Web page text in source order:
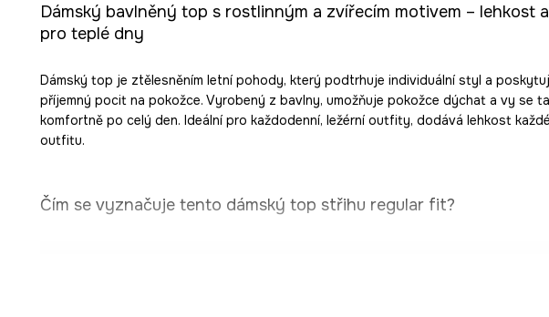
Dámský bavlněný top s rostlinným a zvířecím motivem – lehkost
pro teplé dny
Dámský top je ztělesněním letní pohody, který podtrhuje individuální styl a
příjemný pocit na pokožce. Vyrobený z bavlny, umožňuje pokožce dýchat a vy se
komfortně po celý den. Ideální pro každodenní, ležérní outfity, dodává lehkost
outfitu.
Čím se vyznačuje tento dámský top střihu regular fit?